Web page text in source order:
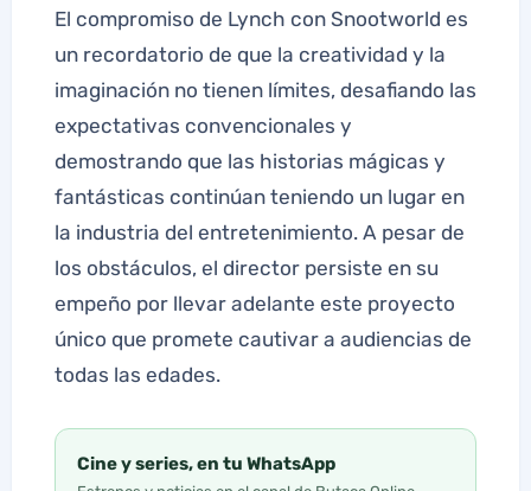
El compromiso de Lynch con Snootworld es
un recordatorio de que la creatividad y la
imaginación no tienen límites, desafiando las
expectativas convencionales y
demostrando que las historias mágicas y
fantásticas continúan teniendo un lugar en
la industria del entretenimiento. A pesar de
los obstáculos, el director persiste en su
empeño por llevar adelante este proyecto
único que promete cautivar a audiencias de
todas las edades.
Cine y series, en tu WhatsApp